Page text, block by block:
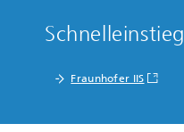
Schnelleinstieg
Fraunhofer IIS